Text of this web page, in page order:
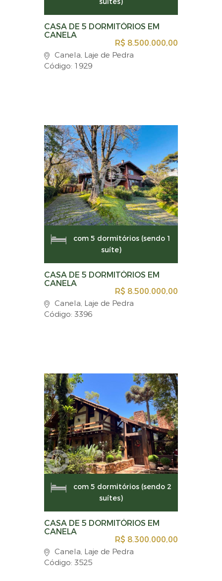
CASA DE 5 DORMITÓRIOS EM
CANELA
R$ 8.500.000,00
Canela, Laje de Pedra
Código: 1929
com 5 dormitórios (sendo 1
suíte)
CASA DE 5 DORMITÓRIOS EM
CANELA
R$ 8.500.000,00
Canela, Laje de Pedra
Código: 3396
com 5 dormitórios (sendo 2
suítes)
CASA DE 5 DORMITÓRIOS EM
CANELA
R$ 8.300.000,00
Canela, Laje de Pedra
Código: 3525